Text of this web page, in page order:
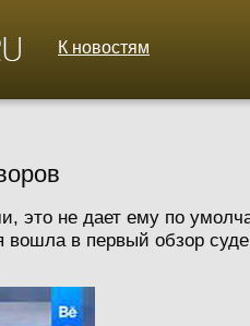
К новостям
это не дает ему по
в первый обзор